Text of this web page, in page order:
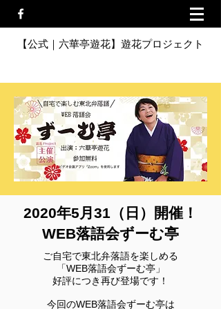
【公式｜六華亭遊花】遊花プロジェクト
​2020年5月31（日）開催！
WEB落語会ずーむ亭
ご自宅で東北弁落語を楽しめる
「WEB落語会ずーむ亭」
好評につき再び登場です！
今回のWEB落語会ずーむ亭は